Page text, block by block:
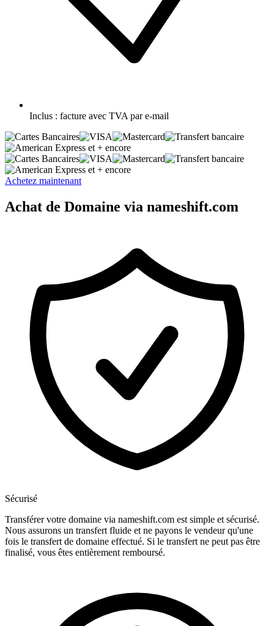
Inclus : facture avec TVA par e-mail
et + encore
et + encore
Achetez maintenant
Achat de Domaine via nameshift.com
Sécurisé
Transférer votre domaine via nameshift.com est simple et sécurisé.
Nous assurons un transfert fluide et ne payons le vendeur qu'une
fois le transfert de domaine effectué. Si le transfert ne peut pas être
finalisé, vous êtes entièrement remboursé.